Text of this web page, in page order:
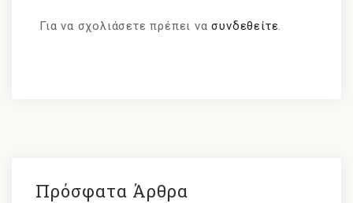
Για να σχολιάσετε πρέπει νασυνδεθείτε.
Πρόσφατα Άρθρα